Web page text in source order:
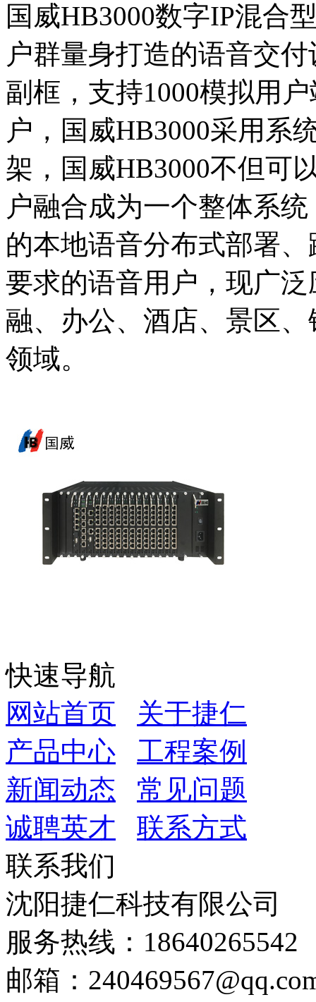
国威HB3000数字IP混合
户群量身打造的语音交
副框，支持1000模拟用
户，国威HB3000采用系
架，国威HB3000不但可
户融合成为一个整体系
的本地语音分布式部署
要求的语音用户，现广
融、办公、酒店、景区
领域。
快速导航
网站首页
关于捷仁
产品中心
工程案例
新闻动态
常见问题
诚聘英才
联系方式
联系我们
沈阳捷仁科技有限公司
服务热线：18640265542
邮箱：